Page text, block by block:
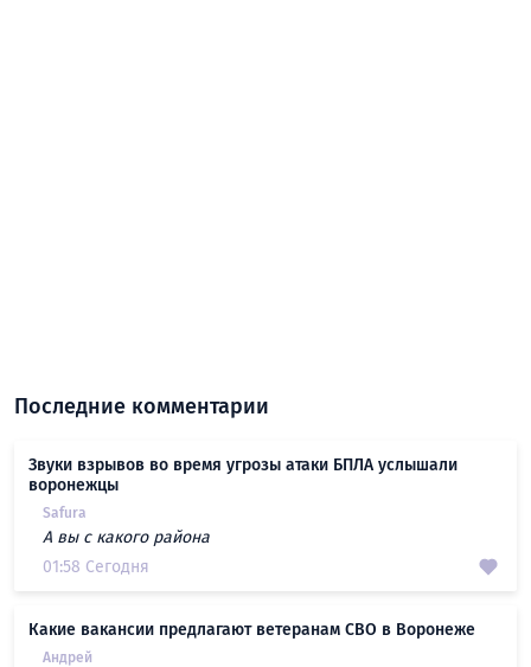
Последние комментарии
Звуки взрывов во время угрозы атаки БПЛА услышали
воронежцы
Safura
А вы с какого района
01:58 Сегодня
Какие вакансии предлагают ветеранам СВО в Воронеже
Андрей